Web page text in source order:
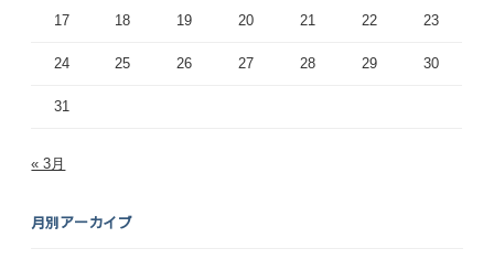
17 18 19 20 21 22 23
24 25 26 27 28 29 30
31
« 3月
月別アーカイブ